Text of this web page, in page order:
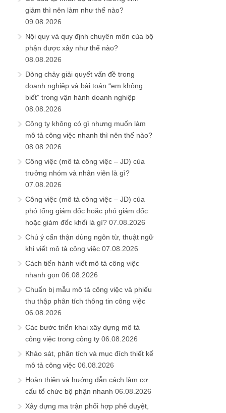
giảm thì nên làm như thế nào?
09.08.2026
Nội quy và quy định chuyên môn của bộ
phận được xây như thế nào?
08.08.2026
Dòng chảy giải quyết vấn đề trong
doanh nghiệp và bài toán “em không
biết” trong vận hành doanh nghiệp
08.08.2026
Công ty không có gì nhưng muốn làm
mô tả công việc nhanh thì nên thế nào?
08.08.2026
Công việc (mô tả công việc – JD) của
trưởng nhóm và nhân viên là gì?
07.08.2026
Công việc (mô tả công việc – JD) của
phó tổng giám đốc hoặc phó giám đốc
hoặc giám đốc khối là gì? 07.08.2026
Chú ý cẩn thận dùng ngôn từ, thuật ngữ
khi viết mô tả công việc 07.08.2026
Cách tiến hành viết mô tả công việc
nhanh gọn 06.08.2026
Chuẩn bị mẫu mô tả công việc và phiếu
thu thập phân tích thông tin công việc
06.08.2026
Các bước triển khai xây dựng mô tả
công việc trong công ty 06.08.2026
Khảo sát, phân tích và mục đích thiết kế
mô tả công việc 06.08.2026
Hoàn thiện và hướng dẫn cách làm cơ
cấu tổ chức bộ phận nhanh 06.08.2026
Xây dựng ma trận phối hợp phê duyệt,